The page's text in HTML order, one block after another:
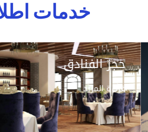
خدمات
حجز الفنادق
قراءة المزيد